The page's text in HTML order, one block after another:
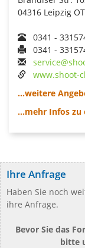
04316 Leipzig
0341 -
0341 -
www.shoot-
...weitere
...mehr Infos zu
Ihre Anfrage
Haben Sie noch
ihre Anfrage.
Bevor Sie das
bitte